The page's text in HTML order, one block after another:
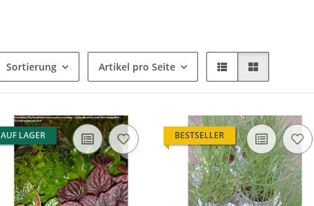
Sortierung Artikel pro Seite
AUF LAGER BESTSELLER